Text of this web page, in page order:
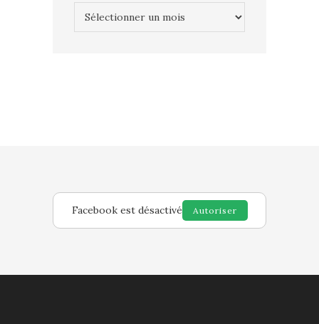
Facebook est désactivé Autoriser